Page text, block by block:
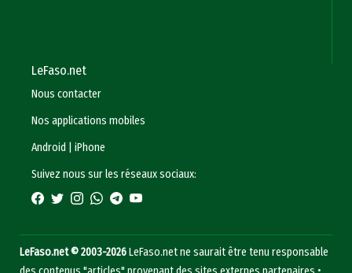
LeFaso.net
Nous contacter
Nos applications mobiles
Android
|iPhone
Suivez nous sur les réseaux sociaux:
LeFaso.net © 2003-2026LeFaso.net ne saurait être tenu responsable